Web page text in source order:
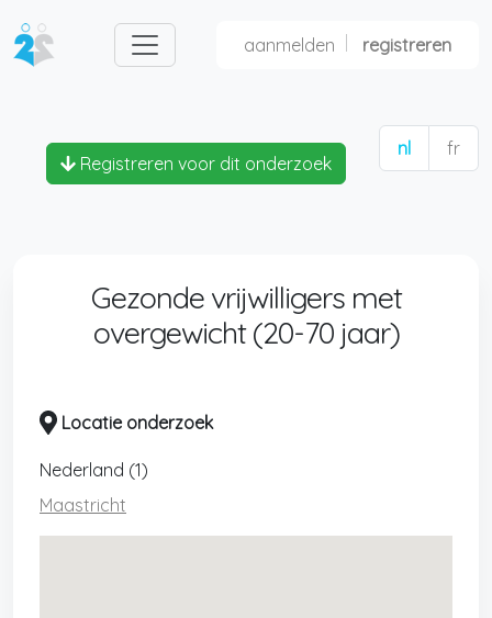
aanmelden registreren
nl fr
Registreren voor dit onderzoek
Gezonde vrijwilligers met
overgewicht (20-70 jaar)
Locatie onderzoek
Nederland (1)
Maastricht